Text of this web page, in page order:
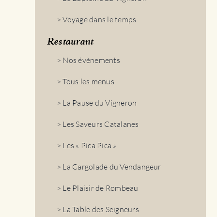
> Voyage dans le temps
Restaurant
> Nos évènements
> Tous les menus
> La Pause du Vigneron
> Les Saveurs Catalanes
> Les « Pica Pica »
> La Cargolade du Vendangeur
> Le Plaisir de Rombeau
> La Table des Seigneurs